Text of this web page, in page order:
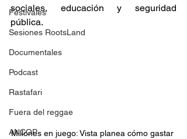
Festivales
Sesiones RootsLand
Documentales
Podcast
Rastafari
Fuera del reggae
ANCOP
sociales, educación y seguridad
pública.
Millones en juego: Vista planea cómo gastar